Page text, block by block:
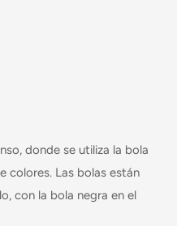
donde se utiliza la bola
colores. Las bolas están
con la bola negra en el